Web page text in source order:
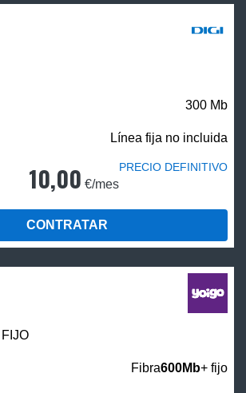
300 Mb
Línea fija no incluida
10,00 €/mes
PRECIO DEFINITIVO
CONTRATAR
Fibra600Mb+ fijo